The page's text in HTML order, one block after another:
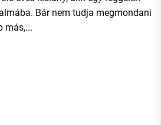
Bár nem tudja megmondani
más,...